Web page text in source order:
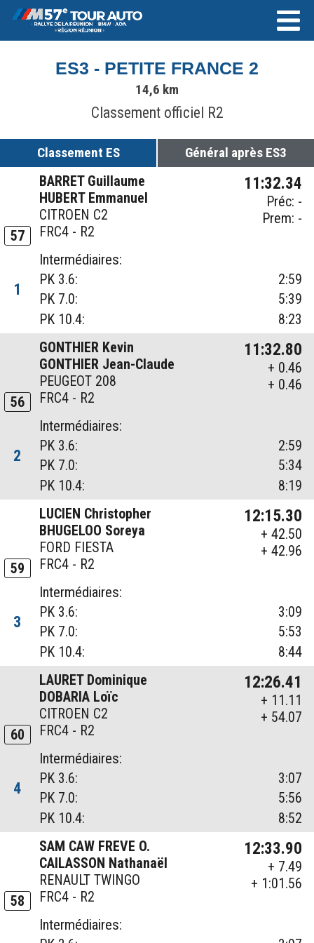
ES3 - PETITE FRANCE 2
14,6 km
Classement officiel R2
Classement ES Général après ES3
57
BARRET Guillaume
HUBERT Emmanuel
CITROEN C2
FRC4 - R2
11:32.34
Préc: -
Prem: -
1
Intermédiaires:
PK 3.6:
2:59
PK 7.0:
5:39
PK 10.4:
8:23
56
GONTHIER Kevin
GONTHIER Jean-Claude
PEUGEOT 208
FRC4 - R2
11:32.80
+ 0.46
+ 0.46
2
Intermédiaires:
PK 3.6:
2:59
PK 7.0:
5:34
PK 10.4:
8:19
59
LUCIEN Christopher
BHUGELOO Soreya
FORD FIESTA
FRC4 - R2
12:15.30
+ 42.50
+ 42.96
3
Intermédiaires:
PK 3.6:
3:09
PK 7.0:
5:53
PK 10.4:
8:44
60
LAURET Dominique
DOBARIA Loïc
CITROEN C2
FRC4 - R2
12:26.41
+ 11.11
+ 54.07
4
Intermédiaires:
PK 3.6:
3:07
PK 7.0:
5:56
PK 10.4:
8:52
58
SAM CAW FREVE O.
CAILASSON Nathanaël
RENAULT TWINGO
FRC4 - R2
12:33.90
+ 7.49
+ 1:01.56
Intermédiaires: